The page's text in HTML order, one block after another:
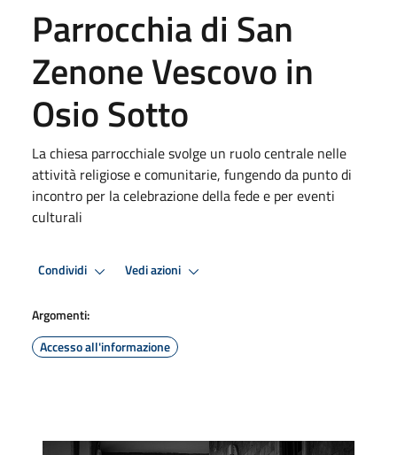
Parrocchia di San
Zenone Vescovo in
Osio Sotto
La chiesa parrocchiale svolge un ruolo centrale nelle
attività religiose e comunitarie, fungendo da punto di
incontro per la celebrazione della fede e per eventi
culturali
Condividi Vedi azioni
Argomenti:
Accesso all'informazione